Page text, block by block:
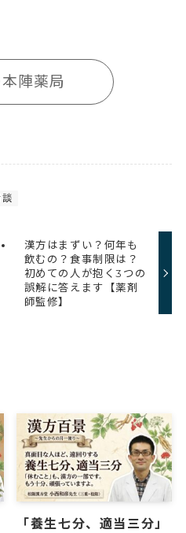
陣薬局
漢方はまずい？何年も
飲むの？食事制限は？
初めての人が抱く3つの
誤解に答えます【薬剤
師監修】
「養生七分、適当三分」